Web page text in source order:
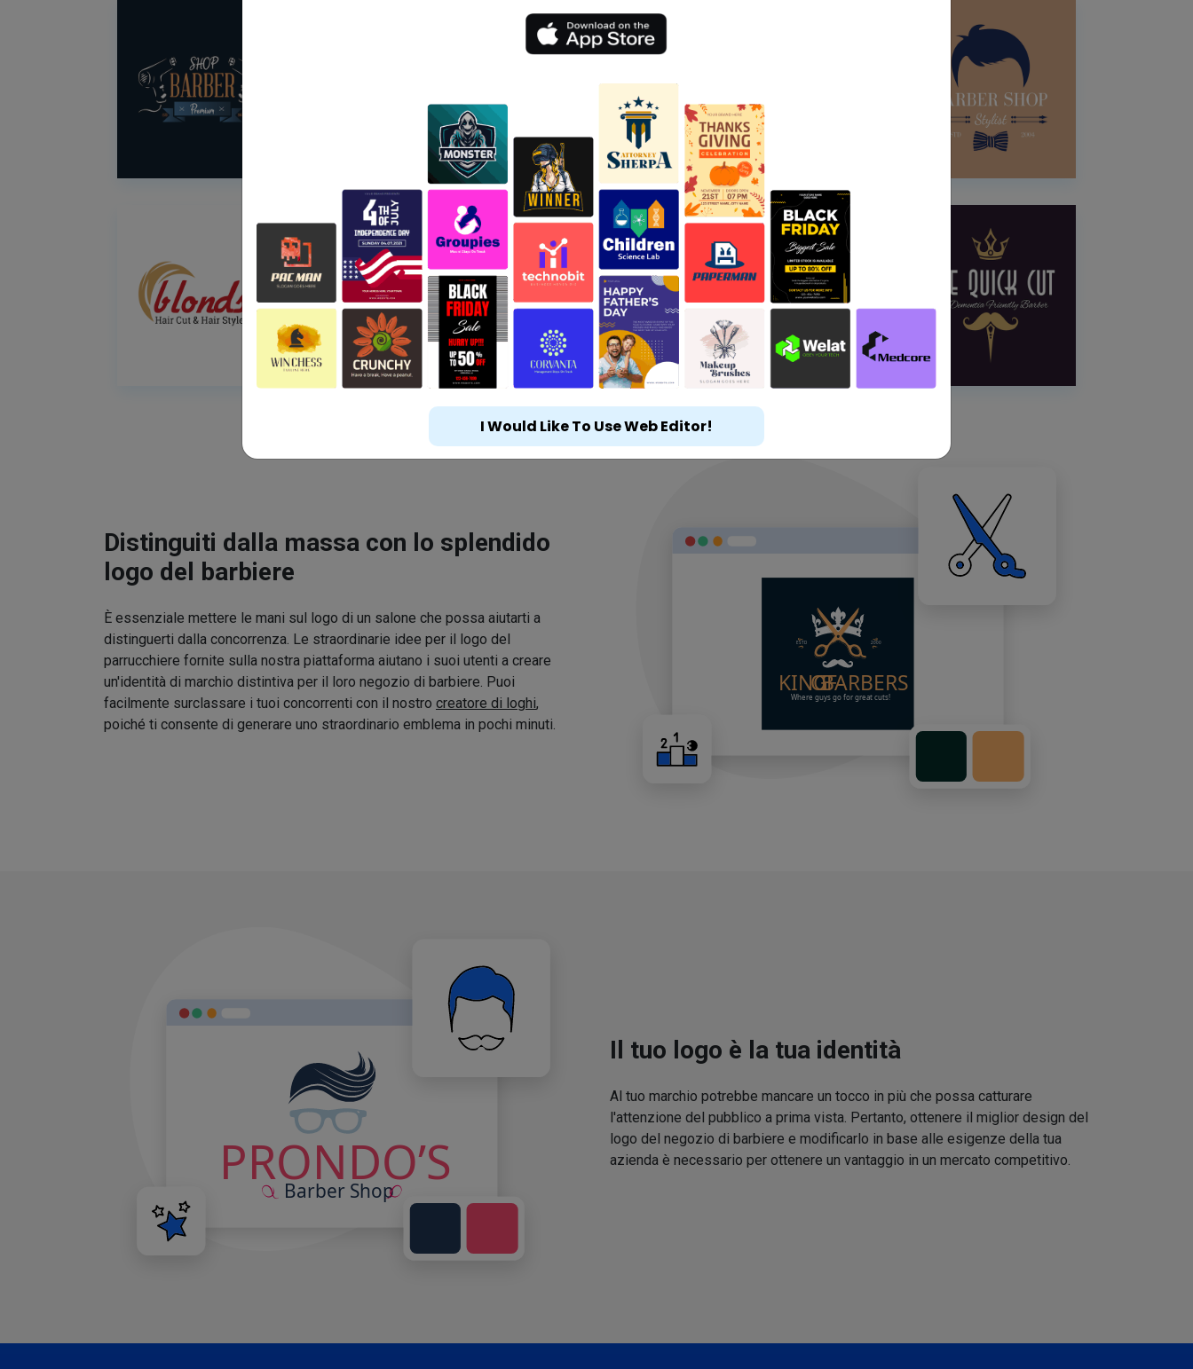
Distinguiti dalla massa con lo splendido
logo del barbiere
È essenziale mettere le mani sul logo di un salone che possa aiutarti a
distinguerti dalla concorrenza. Le straordinarie idee per il logo del
parrucchiere fornite sulla nostra piattaforma aiutano i suoi utenti a creare
un'identità di marchio distintiva per il loro negozio di barbiere. Puoi
facilmente surclassare i tuoi concorrenti con il nostro creatore di loghi,
poiché ti consente di generare uno straordinario emblema in pochi minuti.
Il tuo logo è la tua identità
Al tuo marchio potrebbe mancare un tocco in più che possa catturare
l'attenzione del pubblico a prima vista. Pertanto, ottenere il miglior design del
logo del negozio di barbiere e modificarlo in base alle esigenze della tua
azienda è necessario per ottenere un vantaggio in un mercato competitivo.
I Would Like To Use Web Editor!